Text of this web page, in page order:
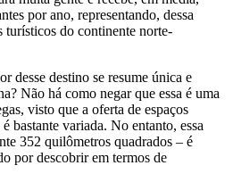
por ano, representando, dessa
turísticos do continente norte-
desse destino se resume única e
Não há como negar que essa é uma
visto que a oferta de espaços
bastante variada. No entanto, essa
352 quilômetros quadrados – é
por descobrir em termos de